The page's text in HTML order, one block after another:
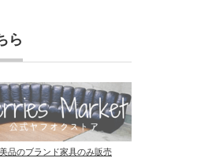
ら
品のブランド家具のみ販売